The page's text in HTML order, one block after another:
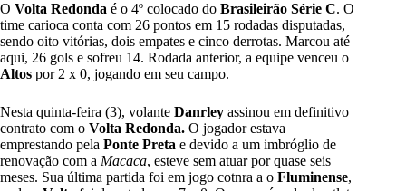
O Volta Redonda é o 4º colocado do Brasileirão Série C. O
time carioca conta com 26 pontos em 15 rodadas disputadas,
sendo oito vitórias, dois empates e cinco derrotas. Marcou até
aqui, 26 gols e sofreu 14. Rodada anterior, a equipe venceu o
Altos por 2 x 0, jogando em seu campo.
Nesta quinta-feira (3), volante Danrley assinou em definitivo
contrato com o Volta Redonda. O jogador estava
emprestando pela Ponte Preta e devido a um imbróglio de
renovação com a Macaca, esteve sem atuar por quase seis
meses. Sua última partida foi em jogo cotnra a o Fluminense,